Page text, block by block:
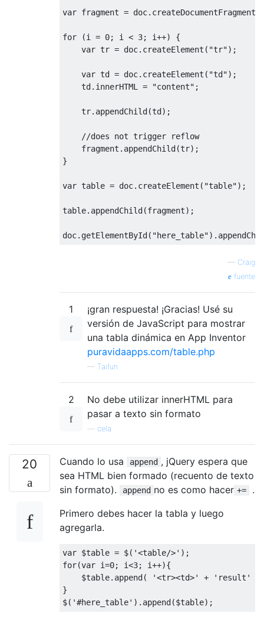
var fragment = doc. createDocumentFragment
for (i = 0; i < 3; i++)
{
var tr = doc. createElement ( "tr");
var td = doc. createElement ( "td");
    td
. innerHTML = "content" ;
    tr
. appendChild(td);
//does not trigger reflow
    fragment
. appendChild(tr);
}
var table = doc. createElement ( "table");
table. appendChild(fragment);
doc. getElementById( "here_table").
— Craig
fuente
1
¡gran respuesta! ¡Gracias! Usé su
versión de JavaScript para mostrar
una tabla dinámica en App Inventor
puravidaapps.com/table.php
— Taifun
2
No debe utilizar innerHTML para
pasar a texto sin formato
cela
20 Cuando lo usa append , jQuery espera que
sea HTML bien formado (recuento de texto
sin formato).
append no es como hacer +=
.
Primero debes hacer la tabla y luego
agregarla.
var $table = $( '<table/>' );
for(var i=0; i<3; i++){
    $table
. append( '<tr><td>' + 'result'
}
$( '#here_table' ). append($table);